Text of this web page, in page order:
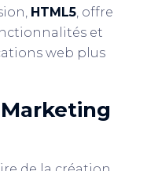
HTML5, offre
et
web plus